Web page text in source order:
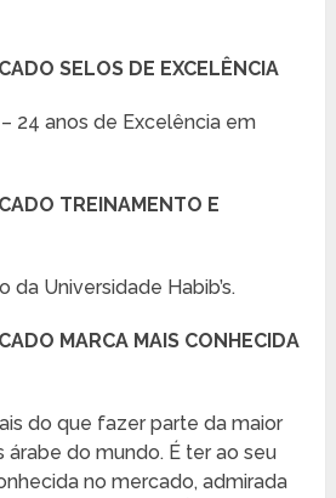
SELOS DE EXCELÊNCIA
24 anos de Excelência em
TREINAMENTO E
da Universidade Habib’s.
MARCA MAIS CONHECIDA
do que fazer parte da maior
do mundo. É ter ao seu
no mercado, admirada